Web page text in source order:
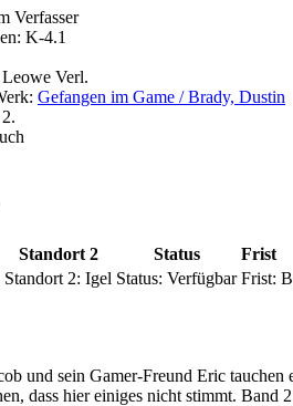
Verfasser
K-4.1
Verl.
Gefangen im Game / Brady, Dustin
Standort 2 Status Frist
Standort 2: Igel Status: Verfügbar Frist:
und sein Gamer-Freund Eric
dass hier einiges nicht stimmt. Band